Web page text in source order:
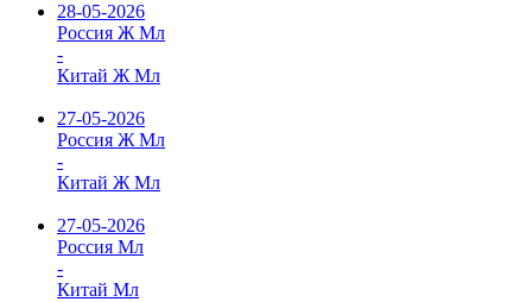
28-05-2026
Россия Ж Мл
-
Китай Ж Мл
27-05-2026
Россия Ж Мл
-
Китай Ж Мл
27-05-2026
Россия Мл
-
Китай Мл